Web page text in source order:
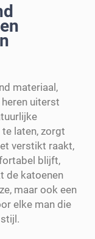
materiaal,
uiterst
laten, zorgt
verstikt raakt,
blijft,
de katoenen
maar ook een
elke man die